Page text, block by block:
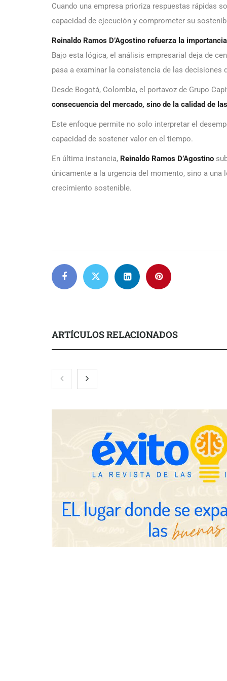
Cuando una empresa prioriza respuestas rápidas
capacidad de ejecución y comprometer su
Reinaldo Ramos D’Agostino refuerza la
Bajo esta lógica, el análisis empresarial deja de
pasa a examinar la consistencia de las decisiones
Desde Bogotá, Colombia, el portavoz de Grupo
consecuencia del mercado, sino de la calidad de
Este enfoque permite no solo interpretar el
capacidad de sostener valor en el tiempo.
En última instancia, Reinaldo Ramos D’Agostino
únicamente a la urgencia del momento, sino a
crecimiento sostenible.
ARTÍCULOS RELACIONADOS
Zoomex mejora su Strategy Center
con herramientas avanzadas para
Schaeffler mejora su rentabilidad
NOVA:
transforman
de Tormo